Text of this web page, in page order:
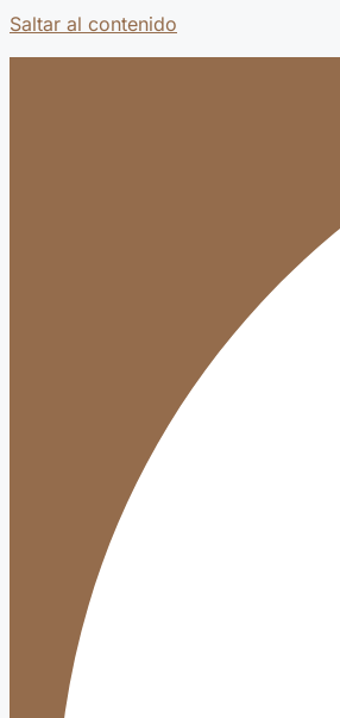
Saltar al contenido